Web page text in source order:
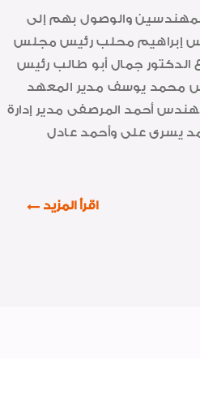
والوصول بهم إلى
إبراهيم محلب رئيس مجلس
الدكتور جمال أبو طالب رئيس
محمد يوسف مدير المعهد
أحمد المرصفى مدير إدارة
يسرى على وأحمد عادل
اقرأ المزيد